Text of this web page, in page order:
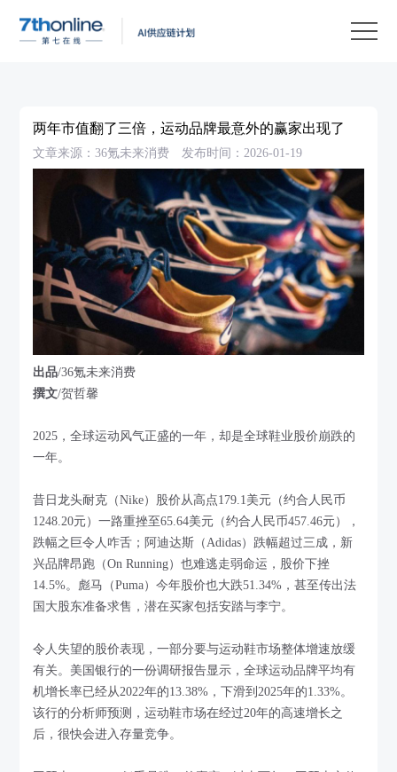
两年市值翻了三倍，运动品牌最意外的赢家出现了
文章来源：36氪未来消费 发布时间：2026-01-19
出品/36氪未来消费
撰文/贺哲馨
2025，全球运动风气正盛的一年，却是全球鞋业股价崩跌的
一年。
昔日龙头耐克（Nike）股价从高点179.1美元（约合人民币
1248.20元）一路重挫至65.64美元（约合人民币457.46元），
跌幅之巨令人咋舌；阿迪达斯（Adidas）跌幅超过三成，新
兴品牌昂跑（On Running）也难逃走弱命运，股价下挫
14.5%。彪马（Puma）今年股价也大跌51.34%，甚至传出法
国大股东准备求售，潜在买家包括安踏与李宁。
令人失望的股价表现，一部分要与运动鞋市场整体增速放缓
有关。美国银行的一份调研报告显示，全球运动品牌平均有
机增长率已经从2022年的13.38%，下滑到2025年的1.33%。
该行的分析师预测，运动鞋市场在经过20年的高速增长之
后，很快会进入存量竞争。